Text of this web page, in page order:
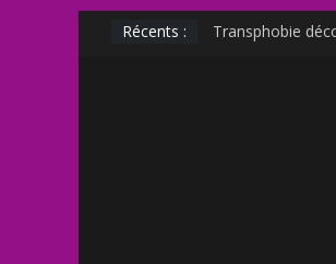
Récents :
Transphobie